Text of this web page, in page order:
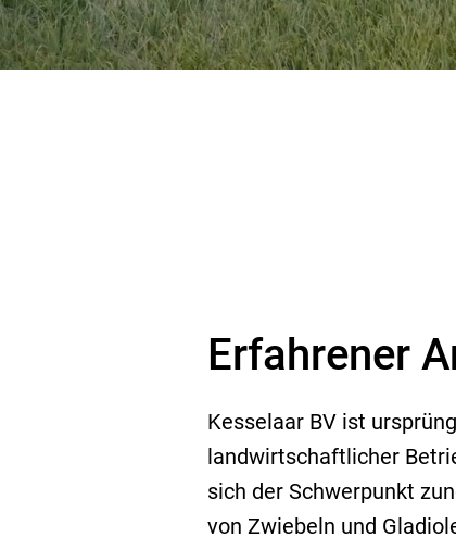
Erfahrener
Kesselaar BV ist
landwirtschaftlicher
sich der Schwerpunkt
von Zwiebeln und